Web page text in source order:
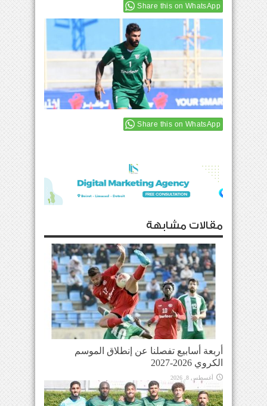
Share this on WhatsApp
Share this on WhatsApp
مقالات مشابهة
أربعة أسابيع تفصلنا عن إنطلاق الموسم
الكروي 2026-2027
أغسطس 8, 2026